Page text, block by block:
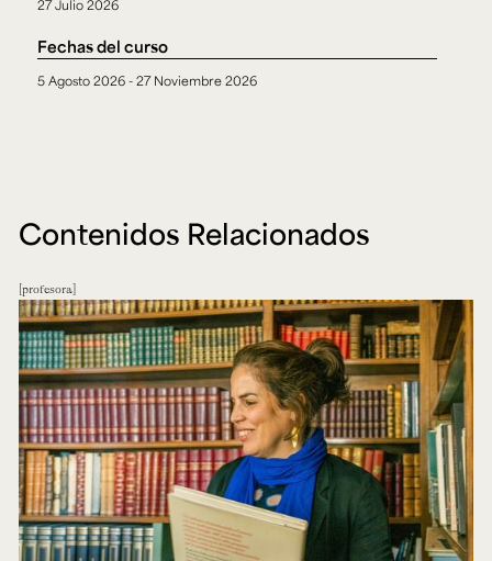
27 Julio 2026
Fechas del curso
5 Agosto 2026 - 27 Noviembre 2026
Contenidos Relacionados
profesora